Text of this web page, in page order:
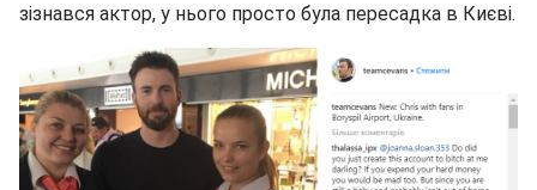
зізнався актор, у нього просто була пересадка в Києві.